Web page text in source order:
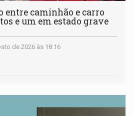
entre caminhão e carro
e um em estado grave
de 2026 às 18:16